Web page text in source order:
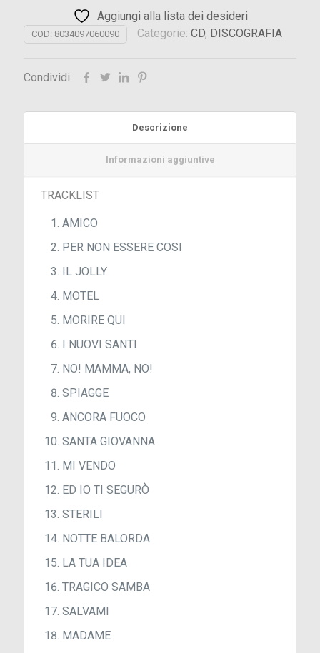
Aggiungi alla lista dei desideri
COD: 8034097060090 Categorie: CD, DISCOGRAFIA
Condividi
Descrizione
Informazioni aggiuntive
TRACKLIST
AMICO
PER NON ESSERE COSI
IL JOLLY
MOTEL
MORIRE QUI
I NUOVI SANTI
NO! MAMMA, NO!
SPIAGGE
ANCORA FUOCO
SANTA GIOVANNA
MI VENDO
ED IO TI SEGURÒ
STERILI
NOTTE BALORDA
LA TUA IDEA
TRAGICO SAMBA
SALVAMI
MADAME